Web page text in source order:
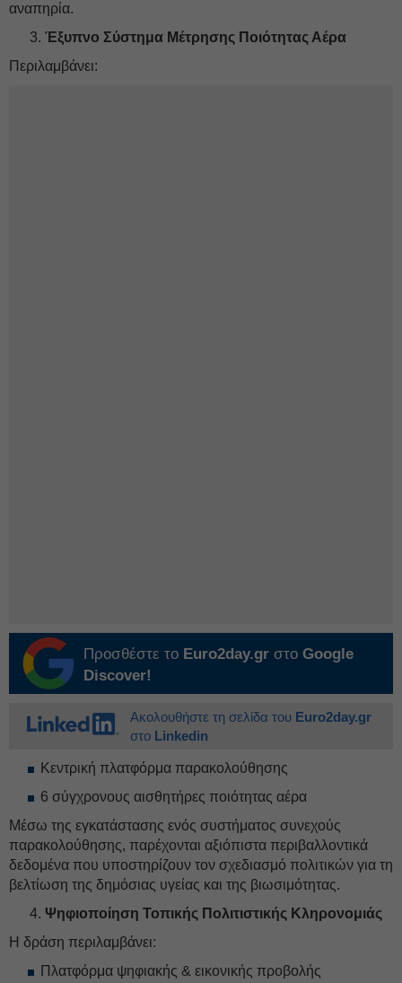
αναπηρία.
Έξυπνο Σύστημα Μέτρησης Ποιότητας Αέρα
Περιλαμβάνει:
Προσθέστε το Euro2day.gr στο Google
Discover!
Ακολουθήστε τη σελίδα του Euro2day.gr
στο Linkedin
Κεντρική πλατφόρμα παρακολούθησης
6 σύγχρονους αισθητήρες ποιότητας αέρα
Μέσω της εγκατάστασης ενός συστήματος συνεχούς
παρακολούθησης, παρέχονται αξιόπιστα περιβαλλοντικά
δεδομένα που υποστηρίζουν τον σχεδιασμό πολιτικών για τη
βελτίωση της δημόσιας υγείας και της βιωσιμότητας.
Ψηφιοποίηση Τοπικής Πολιτιστικής Κληρονομιάς
Η δράση περιλαμβάνει:
Πλατφόρμα ψηφιακής & εικονικής προβολής